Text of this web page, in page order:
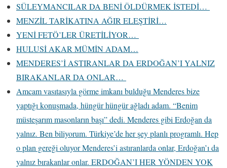
SÜLEYMANCILAR DA BENİ ÖLDÜRMEK İSTEDİ…
MENZİL TARİKATINA AĞIR ELEŞTİRİ…
YENİ FETÖ’LER ÜRETİLİYOR…
HULUSİ AKAR MÜMİN ADAM…
MENDERES’İ ASTIRANLAR DA ERDOĞAN’I YALNIZ
BIRAKANLAR DA ONLAR…
Amcam vasıtasıyla görme imkanı bulduğu Menderes bize
yaptığı konuşmada, hüngür hüngür ağladı adam. “Benim
müsteşarım masonların başı” dedi. Menderes gibi Erdoğan da
yalnız. Ben biliyorum. Türkiye’de her şey planlı programlı. Hep
o plan gereği oluyor Menderes’i astıranlarda onlar, Erdoğan’ı da
yalnız bırakanlar onlar. ERDOĞAN’I HER YÖNDEN YOK